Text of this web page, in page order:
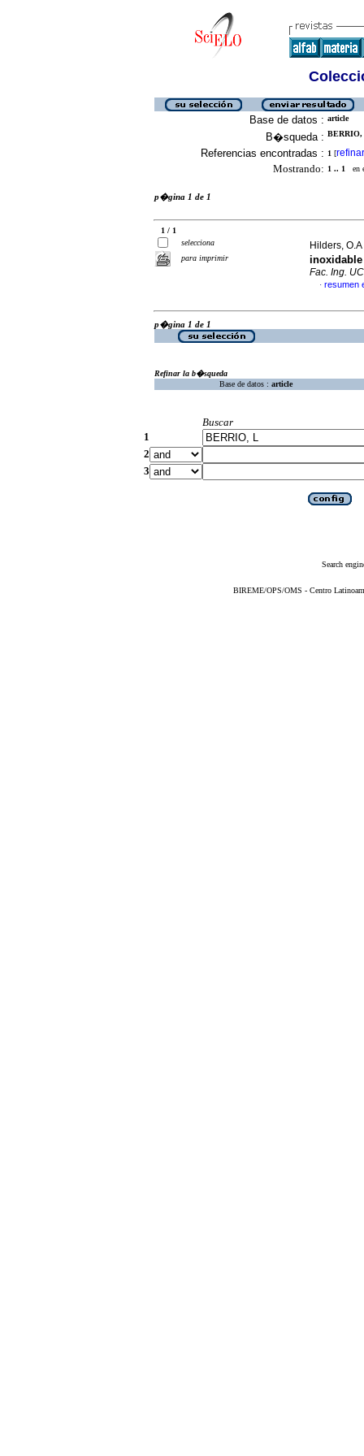
Base de datos : article
B�squeda :
Referencias encontradas : 1 [refinar
Mostrando: 1 .. 1 en
p�gina 1 de 1
1 / 1
selecciona
para imprimir
Hilders,
Fac. Ing.
· resumen
p�gina 1 de 1
Refinar la b�squeda
Base de datos : article
Buscar
1
2
3
Search
BIREME/OPS/OMS - Centro